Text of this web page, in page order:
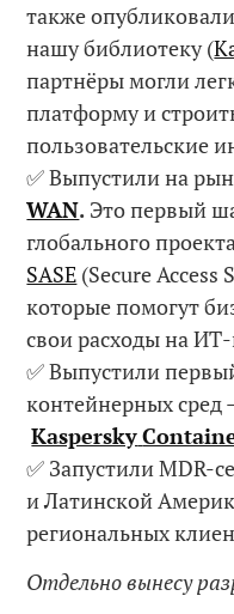
также
нашу библиотеку (
партнёры могли
платформу и
пользовательские
✅ Выпустили на
WAN. Это первый
глобального
SASE (Secure Access
которые помогут
свои расходы на
✅ Выпустили
контейнерных сред
Kaspersky
✅ Запустили MDR-
и Латинской
региональных
Отдельно вынесу